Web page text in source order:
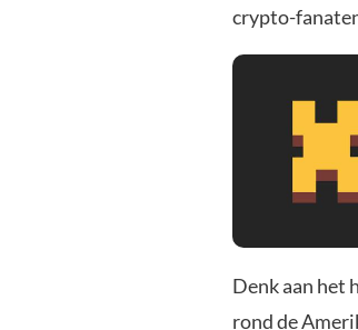
crypto-
Denk aan het
rond de